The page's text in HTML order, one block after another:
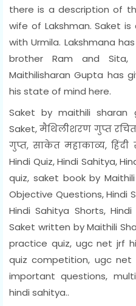
there is a description of
wife of Lakshman. Saket
with Urmila. Lakshmana
brother Ram and
Maithilisharan Gupta has
his state of mind here.
Saket by maithili sharan
Saket, मैथिलीशरण गुप्त
गुप्त, साकेत महाकाव्य, हिंदी
Hindi Quiz, Hindi Sahitya,
quiz, saket book by
Objective Questions, Hindi
Hindi Sahitya Shorts,
Saket written by Maithili
practice quiz, ugc net jrf
quiz competition, ugc net
important questions,
hindi sahitya..